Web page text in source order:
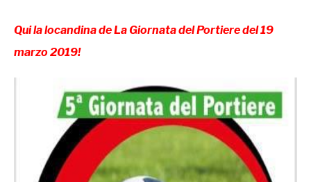
Qui la locandina de La Giornata del Portiere del 19
marzo 2019!